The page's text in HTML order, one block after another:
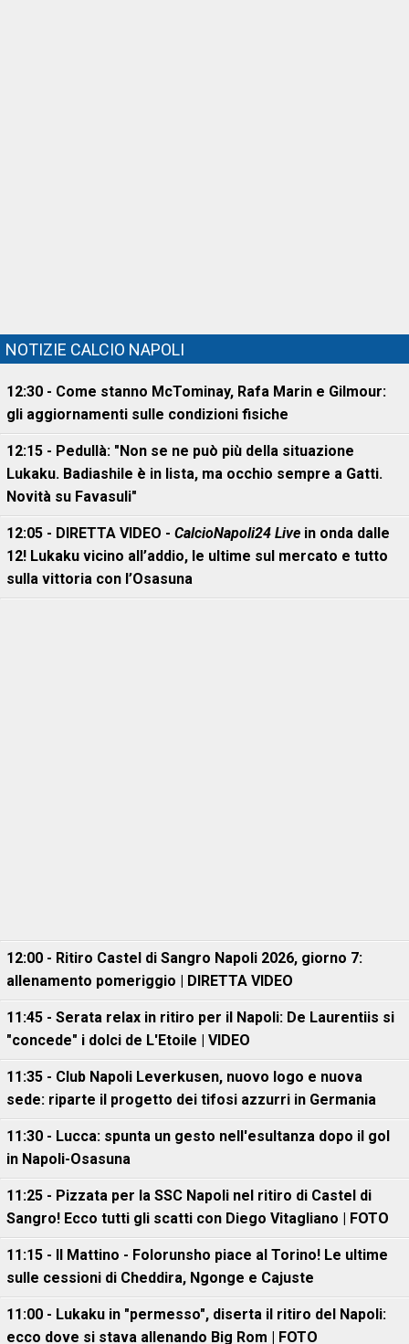
NOTIZIE CALCIO NAPOLI
12:30 - Come stanno McTominay, Rafa Marin e Gilmour:
gli aggiornamenti sulle condizioni fisiche
12:15 - Pedullà: "Non se ne può più della situazione
Lukaku. Badiashile è in lista, ma occhio sempre a Gatti.
Novità su Favasuli"
12:05 - DIRETTA VIDEO - CalcioNapoli24 Live in onda dalle
12! Lukaku vicino all’addio, le ultime sul mercato e tutto
sulla vittoria con l’Osasuna
12:00 - Ritiro Castel di Sangro Napoli 2026, giorno 7:
allenamento pomeriggio | DIRETTA VIDEO
11:45 - Serata relax in ritiro per il Napoli: De Laurentiis si
"concede" i dolci de L'Etoile | VIDEO
11:35 - Club Napoli Leverkusen, nuovo logo e nuova
sede: riparte il progetto dei tifosi azzurri in Germania
11:30 - Lucca: spunta un gesto nell'esultanza dopo il gol
in Napoli-Osasuna
11:25 - Pizzata per la SSC Napoli nel ritiro di Castel di
Sangro! Ecco tutti gli scatti con Diego Vitagliano | FOTO
11:15 - Il Mattino - Folorunsho piace al Torino! Le ultime
sulle cessioni di Cheddira, Ngonge e Cajuste
11:00 - Lukaku in "permesso", diserta il ritiro del Napoli:
ecco dove si stava allenando Big Rom | FOTO